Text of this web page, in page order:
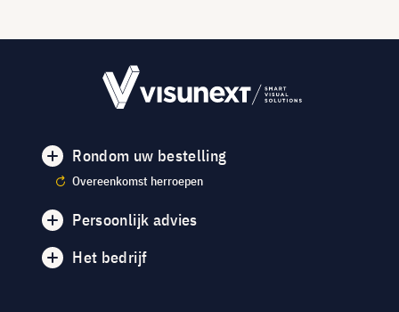
Rondom uw bestelling
Overeenkomst herroepen
Persoonlijk advies
Het bedrijf